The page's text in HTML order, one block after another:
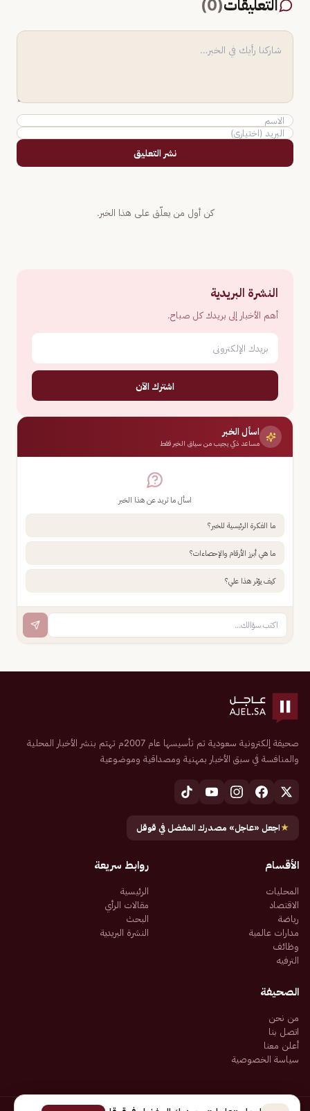
التعليقات(
0
)
نشر التعليق
كن أول من يعلّق على هذا الخبر.
النشرة البريدية
أهم الأخبار إلى بريدك كل صباح.
اشترك الآن
اسأل الخبر
مساعد ذكي يجيب من سياق الخبر فقط
اسأل ما تريد عن هذا الخبر
ما الفكرة الرئيسية للخبر؟
ما هي أبرز الأرقام والإحصاءات؟
كيف يؤثر هذا علي؟
صحيفة إلكترونية سعودية تم تأسيسها عام 2007م تهتم بنشر الأخبار المحلية
والمنافسة في سبق الأخبار بمهنية ومصداقية وموضوعية
★اجعل «عاجل» مصدرك المفضل في قوقل
الأقسام
المحليات
الاقتصاد
رياضة
مدارات عالمية
وظائف
الترفيه
روابط سريعة
الرئيسية
مقالات الرأي
البحث
النشرة البريدية
الصحيفة
من نحن
اتصل بنا
أعلن معنا
سياسة الخصوصية